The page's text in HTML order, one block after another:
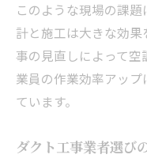
東京都で厨
厨房に最適
ダクト工事
費用も安心でき
東京都のダ
このような現場の課
計と施工は大きな効
事の見直しによって
業員の作業効率アッ
ています。
ダクト工事業者選び